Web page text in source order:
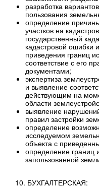
разработка
пользования
определение
участков на
государственный
кадастровой ошибки
приведения границ
соответствие с его
документами;
экспертиза
и выявление
действующим на
области
выявление
правил застройки
определение
исследуемом
объекта с
определение
запользованной
10. БУХГАЛТЕРСКАЯ: